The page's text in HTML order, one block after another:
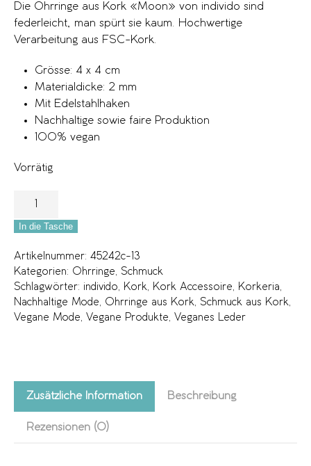
Die Ohrringe aus Kork «Moon» von individo sind
federleicht, man spürt sie kaum. Hochwertige
Verarbeitung aus FSC-Kork.
Grösse: 4 x 4 cm
Materialdicke: 2 mm
Mit Edelstahlhaken
Nachhaltige sowie faire Produktion
100% vegan
Vorrätig
In die Tasche
Artikelnummer: 45242c-13
Kategorien: Ohrringe
Schmuck
Schlagwörter: individo Kork Kork Accessoire Korkeria
Nachhaltige Mode
Ohrringe aus Kork Schmuck aus Kork
Vegane Mode
Vegane Produkte Veganes Leder
Zusätzliche Information Beschreibung
Rezensionen (0)